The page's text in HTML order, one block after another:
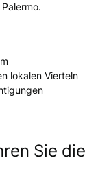
lokalen Vierteln
Sie